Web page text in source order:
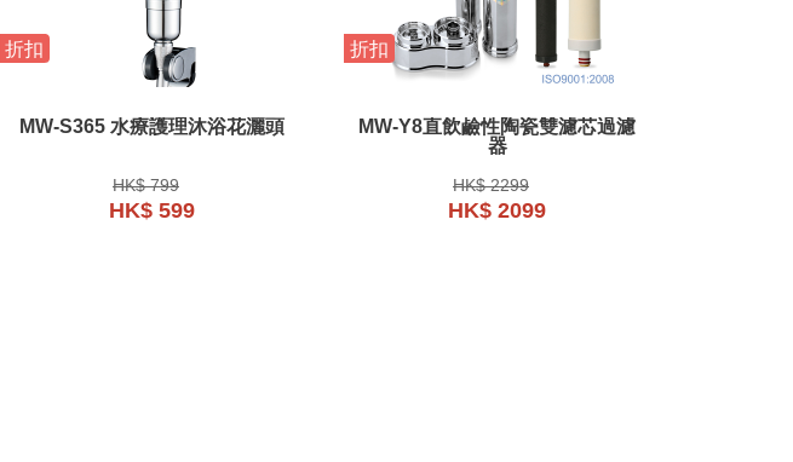
折扣
MW-S365 水療護理沐浴花灑頭
HK$ 799
HK$ 599
折扣
MW-Y8直飲鹼性陶瓷雙濾芯過濾
器
HK$ 2299
HK$ 2099